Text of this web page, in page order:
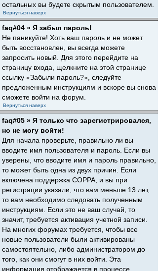
остальных вы будете скрытым пользователем.
Вернуться наверх
faq#04 » Я забыл пароль!
Не паникуйте! Хоть ваш пароль и не может
быть восстановлен, вы всегда можете
запросить новый. Для этого перейдите на
страницу входа, щелкните на этой странице
ссылку «Забыли пароль?», следуйте
предложенным инструкциям и вскоре вы снова
сможете войти на форум.
Вернуться наверх
faq#05 » Я только что зарегистрировался,
но не могу войти!
Для начала проверьте, правильно ли вы
вводите имя пользователя и пароль. Если вы
уверены, что вводите имя и пароль правильно,
то может быть одна из двух причин. Если
включена поддержка COPPA, и вы при
регистрации указали, что вам меньше 13 лет,
то вам необходимо следовать полученным
инструкциям. Если это не ваш случай, то
значит, требуется активация учетной записи.
На многих форумах требуется, чтобы все
новые пользователи были активированы
самостоятельно, либо администратором до
того, как они смогут в них войти. Эта
информация отображается в процессе